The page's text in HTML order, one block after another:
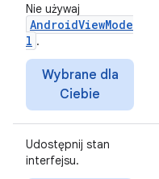
Nie używaj
AndroidViewMode
l .
Wybrane dla
Ciebie
Udostępnij stan
interfejsu.